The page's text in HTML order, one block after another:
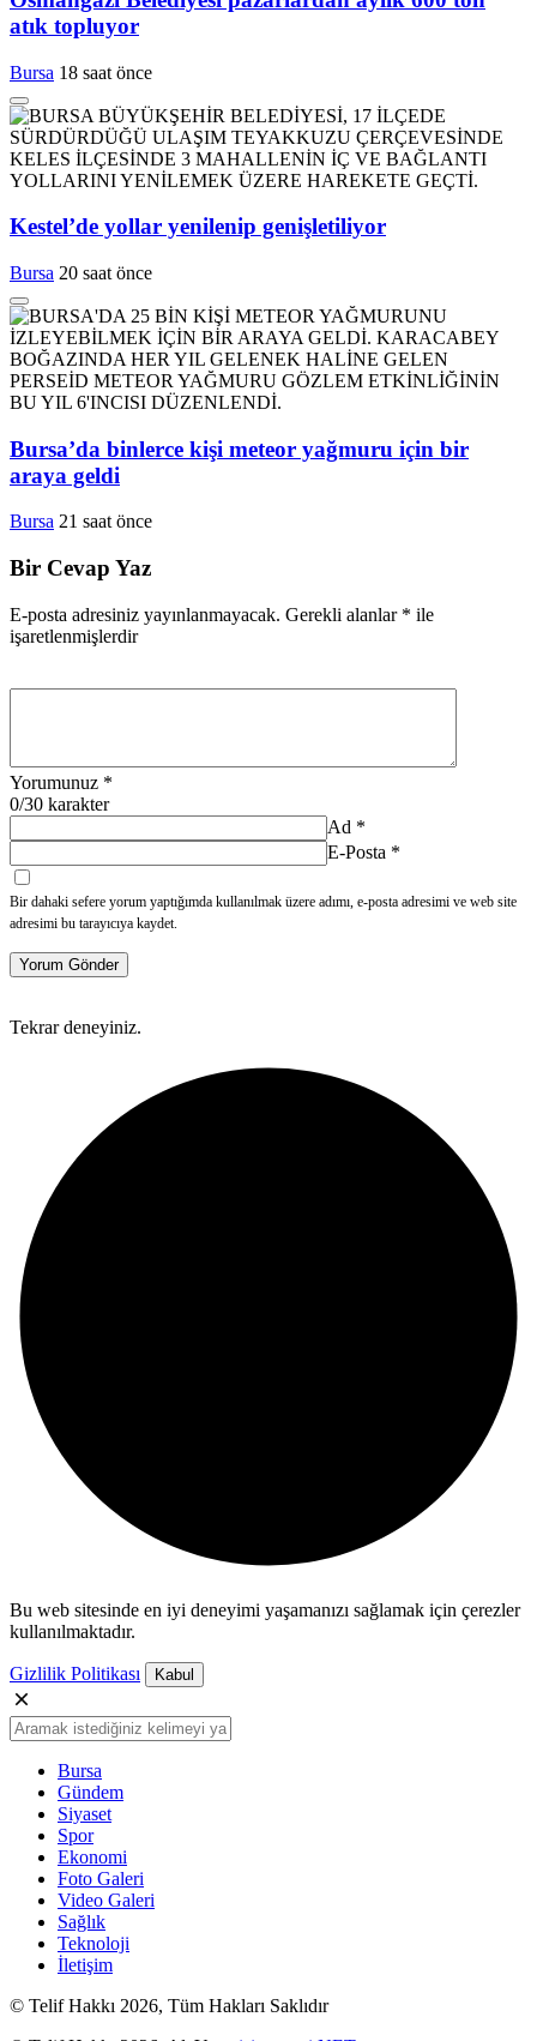
atık topluyor
Bursa 18 saat önce
Kestel’de yollar yenilenip genişletiliyor
Bursa 20 saat önce
Bursa’da binlerce kişi meteor yağmuru için bir
araya geldi
Bursa 21 saat önce
Bir Cevap Yaz
E-posta adresiniz yayınlanmayacak. Gerekli alanlar * ile
işaretlenmişlerdir
Yorumunuz *
0/30 karakter
Ad *
E-Posta *
Bir dahaki sefere yorum yaptığımda kullanılmak üzere adımı, e-posta adresimi ve web site
adresimi bu tarayıcıya kaydet.
Yorum Gönder
Tekrar deneyiniz.
Bu web sitesinde en iyi deneyimi yaşamanızı sağlamak için çerezler
kullanılmaktadır.
Gizlilik Politikası Kabul
Bursa
Gündem
Siyaset
Spor
Ekonomi
Foto Galeri
Video Galeri
Sağlık
Teknoloji
İletişim
© Telif Hakkı 2026, Tüm Hakları Saklıdır